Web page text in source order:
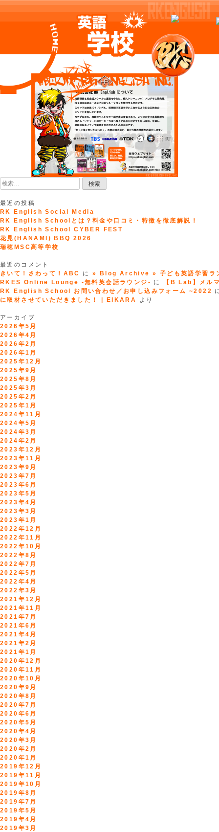
to
content
検
索:
最近の投稿
RK English Social Media
RK English Schoolとは？料金や口コミ・特徴を徹底解説！
RK English School CYBER FEST
花見(HANAMI) BBQ 2026
瑞穂MSC高等学校
最近のコメント
きいて！さわって！ABC
に» Blog Archive » 子ども英語学習ラ
RKES Online Lounge -無料英会話ラウンジ- に
【B Lab】メ
RK English School お問い合わせ／お申し込みフォーム ~2022
に取材させていただきました！ | EIKARA
より
アーカイブ
2026年5月
2026年4月
2026年2月
2026年1月
2025年12月
2025年9月
2025年8月
2025年3月
2025年2月
2025年1月
2024年11月
2024年5月
2024年3月
2024年2月
2023年12月
2023年11月
2023年9月
2023年7月
2023年6月
2023年5月
2023年4月
2023年3月
2023年1月
2022年12月
2022年11月
2022年10月
2022年8月
2022年7月
2022年5月
2022年4月
2022年3月
2021年12月
2021年11月
2021年7月
2021年6月
2021年4月
2021年2月
2021年1月
2020年12月
2020年11月
2020年10月
2020年9月
2020年8月
2020年7月
2020年6月
2020年5月
2020年4月
2020年3月
2020年2月
2020年1月
2019年12月
2019年11月
2019年10月
2019年8月
2019年7月
2019年5月
2019年4月
2019年3月